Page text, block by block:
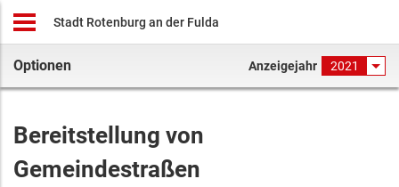
Stadt Rotenburg an der Fulda
Optionen Anzeigejahr 2021
Bereitstellung von
Gemeindestraßen